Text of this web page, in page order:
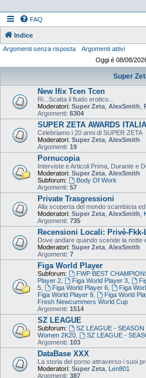
FAQ
Indice
Argomenti senza risposta
Argomenti attivi
Oggi è 08/08/
Super
New Ifix Tcen Tcen
Ri...Scatta il fluido erotico...
Moderatori: Super Zeta AlexSmith
Argomenti: 6304
SUPER ZETA AWARDS
Celebriamo i 20 anni di SUPER ZETA
Moderatori: Super Zeta AlexSmith
Argomenti: 19
Pornucopia
Interviste e Articoli Prima, Durante e
Moderatori: Super Zeta AlexSmith
Subforum:
Body Of Work
Argomenti: 57
Private Trasgressioni
Alla scoperta del mondo scambista ed
Moderatori: Super Zeta AlexSmith
Argomenti: 735
Recensioni Locali: Privè-Fkk-
Dove andare quando scende la notte
Moderatori: Super Zeta AlexSmith
Argomenti: 7
Figa World Player
Subforum: FWP BEST
Player 2
Figa World Player 3,
5
Figa World Player 6, Figa
Figa World Player 9
Figa World
Fresh Newcummers World Cup
Argomenti: 1514
SZ LEAGUE
Subforum: SZ LEAGUE - SEASON
Women 2K20
SZ LEAGUE -
Argomenti: 103
DataBase XXX
La storia del porno attraverso i suoi
Moderatori: Super Zeta Len801
Argomenti: 387